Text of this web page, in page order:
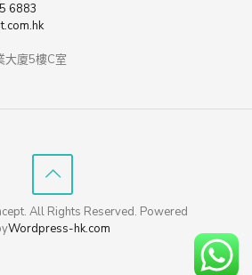
6883
大廈5樓C室
All Rights Reserved. Powered
Wordpress-hk.com